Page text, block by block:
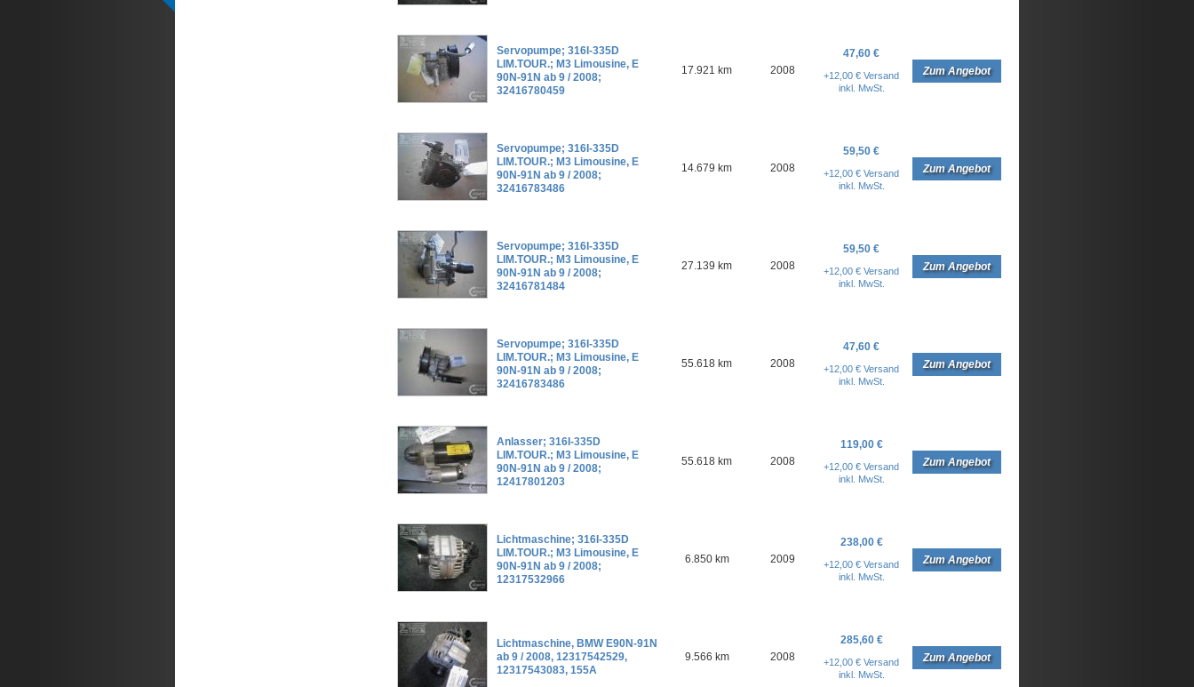
Servopumpe; 316I-335D
LIM.TOUR.; M3 Limousine, E
90N-91N ab 9 / 2008;
32416780459
17.921 km 2008
47,60 €
+12,00 € Versand
inkl. MwSt.
Zum Angebot
Servopumpe; 316I-335D
LIM.TOUR.; M3 Limousine, E
90N-91N ab 9 / 2008;
32416783486
14.679 km 2008
59,50 €
+12,00 € Versand
inkl. MwSt.
Zum Angebot
Servopumpe; 316I-335D
LIM.TOUR.; M3 Limousine, E
90N-91N ab 9 / 2008;
32416781484
27.139 km 2008
59,50 €
+12,00 € Versand
inkl. MwSt.
Zum Angebot
Servopumpe; 316I-335D
LIM.TOUR.; M3 Limousine, E
90N-91N ab 9 / 2008;
32416783486
55.618 km 2008
47,60 €
+12,00 € Versand
inkl. MwSt.
Zum Angebot
Anlasser; 316I-335D
LIM.TOUR.; M3 Limousine, E
90N-91N ab 9 / 2008;
12417801203
55.618 km 2008
119,00 €
+12,00 € Versand
inkl. MwSt.
Zum Angebot
Lichtmaschine; 316I-335D
LIM.TOUR.; M3 Limousine, E
90N-91N ab 9 / 2008;
12317532966
6.850 km 2009
238,00 €
+12,00 € Versand
inkl. MwSt.
Zum Angebot
Lichtmaschine, BMW E90N-91N
ab 9 / 2008, 12317542529,
12317543083, 155A
9.566 km 2008
285,60 €
+12,00 € Versand
inkl. MwSt.
Zum Angebot